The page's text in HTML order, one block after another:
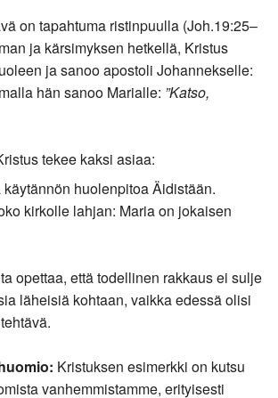
on tapahtuma ristinpuulla (Joh.19:25–
ja kärsimyksen hetkellä, Kristus
ja sanoo apostoli Johannekselle:
hän sanoo Marialle: ”Katso,
tekee kaksi asiaa:
käytännön huolenpitoa Äidistään.
kirkolle lahjan: Maria on jokaisen
opettaa, että todellinen rakkaus ei sulje
läheisiä kohtaan, vaikka edessä olisi
Kristuksen esimerkki on kutsu
vanhemmistamme, erityisesti